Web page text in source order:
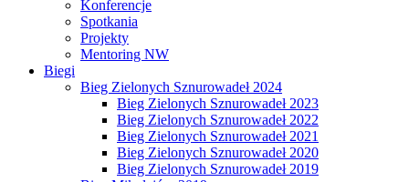
Konferencje
Spotkania
Projekty
Mentoring NW
Biegi
Bieg Zielonych Sznurowadeł 2024
Bieg Zielonych Sznurowadeł 2023
Bieg Zielonych Sznurowadeł 2022
Bieg Zielonych Sznurowadeł 2021
Bieg Zielonych Sznurowadeł 2020
Bieg Zielonych Sznurowadeł 2019